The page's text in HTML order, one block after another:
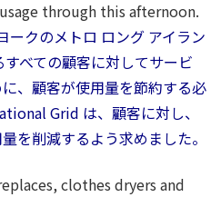
through this afternoon.
クのメトロ ロング アイラン
べての顧客に対してサービ
、顧客が使用量を節約する必
Grid は、顧客に対し、
を削減するよう求めました。
clothes dryers and